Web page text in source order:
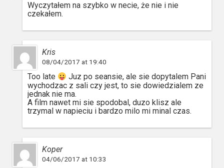
Wyczytałem na szybko w necie, że nie i nie
czekałem.
Kris
08/04/2017 at 19:40
Too late
Juz po seansie, ale sie dopytalem Pani
wychodzac z sali czy jest, to sie dowiedzialem ze
jednak nie ma.
A film nawet mi sie spodobal, duzo klisz ale
trzymal w napieciu i bardzo milo mi minal czas.
Koper
04/06/2017 at 10:33